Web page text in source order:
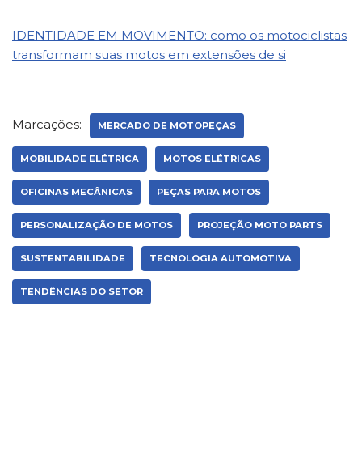
IDENTIDADE EM MOVIMENTO: como os motociclistas
transformam suas motos em extensões de si
Marcações: MERCADO DE MOTOPEÇAS
MOBILIDADE ELÉTRICA MOTOS ELÉTRICAS
OFICINAS MECÂNICAS PEÇAS PARA MOTOS
PERSONALIZAÇÃO DE MOTOS PROJEÇÃO MOTO PARTS
SUSTENTABILIDADE TECNOLOGIA AUTOMOTIVA
TENDÊNCIAS DO SETOR